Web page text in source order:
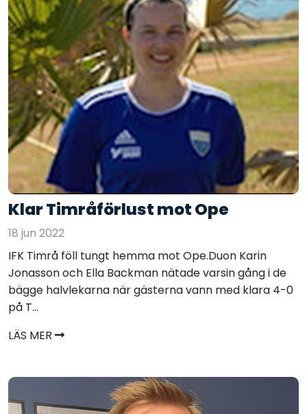
Klar Timråförlust mot Ope
18 jun 2022
IFK Timrå föll tungt hemma mot Ope.Duon Karin
Jonasson och Ella Backman nätade varsin gång i de
bägge halvlekarna när gästerna vann med klara 4-0
på T...
LÄS MER